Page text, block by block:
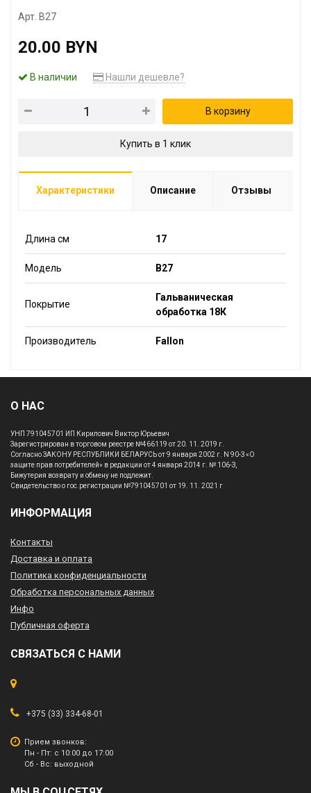
Арт. B27
20.00 BYN
В наличии Нашли дешевле?
В корзину
Купить в 1 клик
Характеристики Описание Отзывы
Длина см 17
Модель B27
Покрытие
Гальваническая
обработка 18К
Производитель Fallon
О НАС
УНП 791045701 ИП Кирилович Виктор Юрьевич
Зарегистрирован в торговом реестре №466119 от 20. 11. 2019 г.
Согласно ЗАКОНУ РЕСПУБЛИКИ БЕЛАРУСЬ от 9 января 2002 г. N 90-З «О
защите прав потребителей» в редакции от 4 января 2014 г. № 106-З,
Бижутерия возврату и обмену не подлежит.
Свидетельство о гос.регистрации №791045701 от 19. 11. 2021 г
ИНФОРМАЦИЯ
Контакты
Доставка и оплата
Политика конфиденциальности
Обработка персональных данных
Инфо
Публичная оферта
СВЯЗАТЬСЯ С НАМИ
+375 (33) 334-68-01
Прием звонков:
Пн - Пт: с 10:00 до 17:00
Сб - Вс: выходной